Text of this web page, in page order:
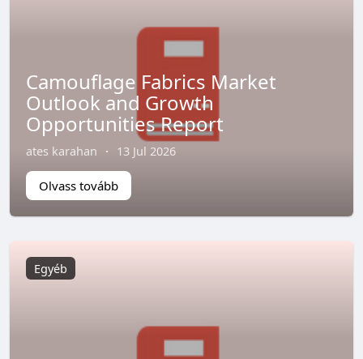
Camouflage Fabrics Market
Outlook and Growth
Opportunities Report
ates karahan · 13 Jul 2026
Olvass tovább
Egyéb